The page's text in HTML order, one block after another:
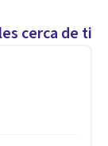
cerca de ti